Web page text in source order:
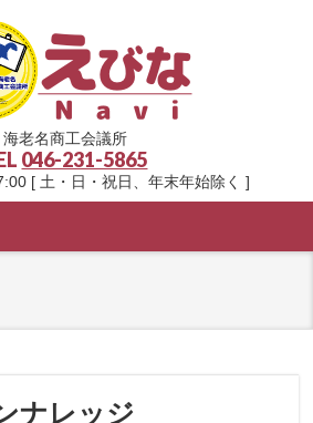
海老名商工会議所
046-231-5865
[ 土・日・祝日、年末年始除く ]
ナレッジ